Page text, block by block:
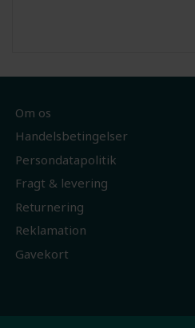
Om os
Handelsbetingelser
Persondatapolitik
Fragt & levering
Returnering
Reklamation
Gavekort